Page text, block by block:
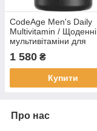
CodeAge Men's Daily
Multivitamin / Щоденні
мультивітаміни для
BX504
1 580 ₴
Купити
Про нас